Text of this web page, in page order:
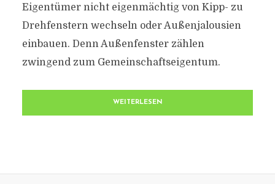
Eigentümer nicht eigenmächtig von Kipp- zu
Drehfenstern wechseln oder Außenjalousien
einbauen. Denn Außenfenster zählen
zwingend zum Gemeinschaftseigentum.
WEITERLESEN